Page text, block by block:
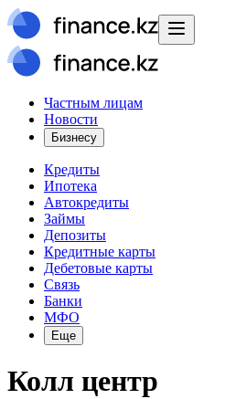
Частным лицам
Новости
Бизнесу
Кредиты
Ипотека
Автокредиты
Займы
Депозиты
Кредитные карты
Дебетовые карты
Связь
Банки
МФО
Еще
Колл центр